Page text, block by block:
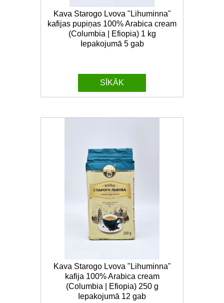
Kava Starogo Lvova "Lihuminna"
kafijas pupiņas 100% Arabica cream
(Columbia | Efiopia) 1 kg
Iepakojumā 5 gab
SĪKĀK
Kava Starogo Lvova "Lihuminna"
kafija 100% Arabica cream
(Columbia | Efiopia) 250 g
Iepakojumā 12 gab